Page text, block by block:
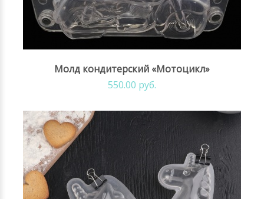
Молд кондитерский «Мотоцикл»
550.00 руб.